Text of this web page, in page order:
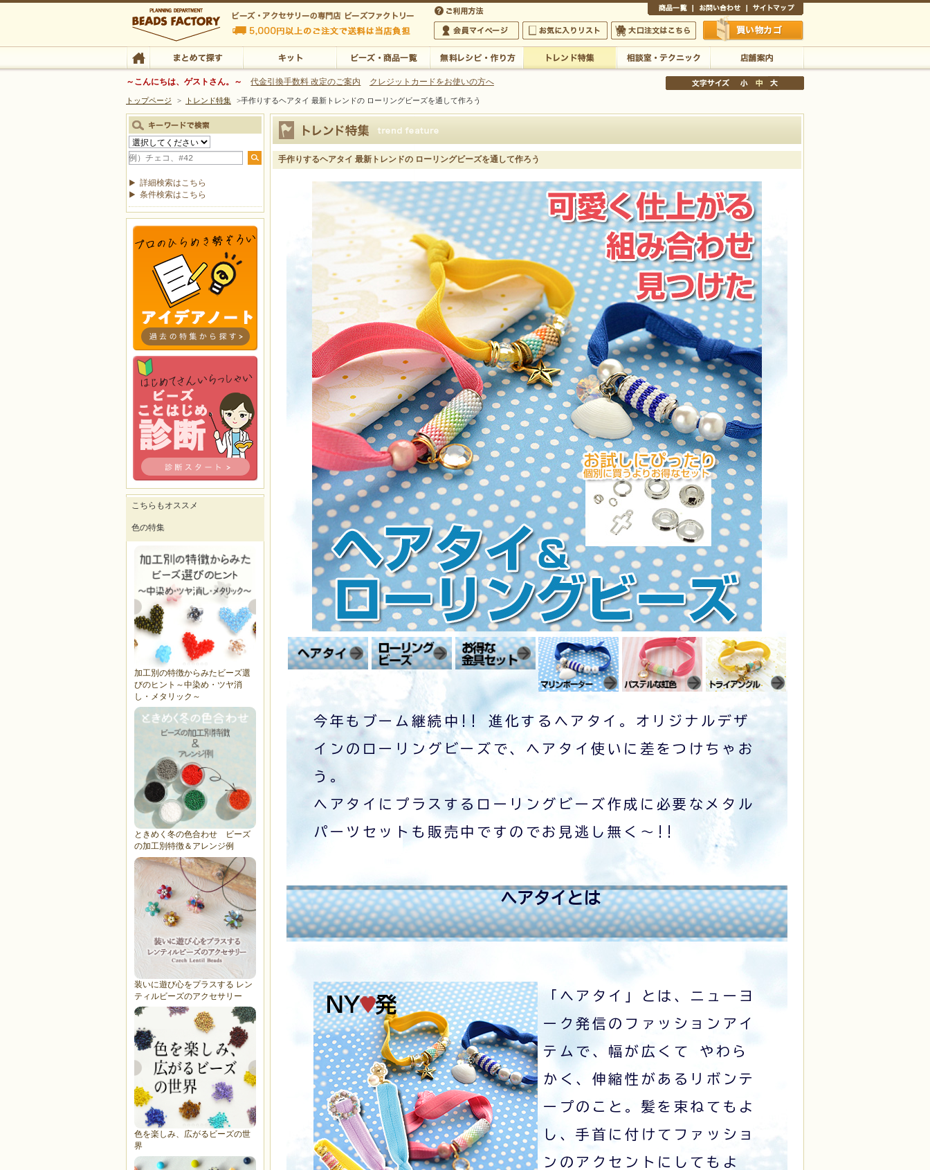
ビーズファクトリー ビーズ・パーツ・金具など・アクセサリーの専門店
TOP まとめて探す
文字サイズの変更 小 中
～こんにちは、ゲストさん。～ 代金引換手数料 改定のご案内 クレジットカードをお使いの方へ
トップページ > トレンド特集 >手作りするヘアタイ 最新トレンドの ローリングビーズを通して作ろう
手作りするヘアタイ 最新トレンドの ローリングビーズを通して作ろう
今年もブーム継続中!! 進化するヘアタイ。オリジナルデザ
インのローリングビーズで、ヘアタイ使いに差をつけちゃお
う。
ヘアタイにプラスするローリングビーズ作成に必要なメタル
パーツセットも販売中ですのでお見逃し無く～!!
ヘアタイとは
「ヘアタイ」とは、ニューヨ
ーク発信のファッションアイ
テムで、幅が広くて やわら
かく、伸縮性があるリボンテ
ープのこと。髪を束ねてもよ
し、手首に付けてファッショ
ンのアクセントにしてもよ
詳細検索はこちら
条件検索はこちら
こちらもオススメ
色の特集
加工別の特徴からみたビーズ選
びのヒント～中染め・ツヤ消
し・メタリック～
ときめく冬の色合わせ ビーズ
の加工別特徴＆アレンジ例
装いに遊び心をプラスする レン
ティルビーズのアクセサリー
色を楽しみ、広がるビーズの世
界